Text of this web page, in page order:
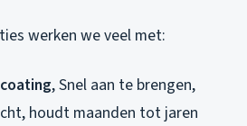
werken we veel met:
, Snel aan te brengen,
houdt maanden tot jaren